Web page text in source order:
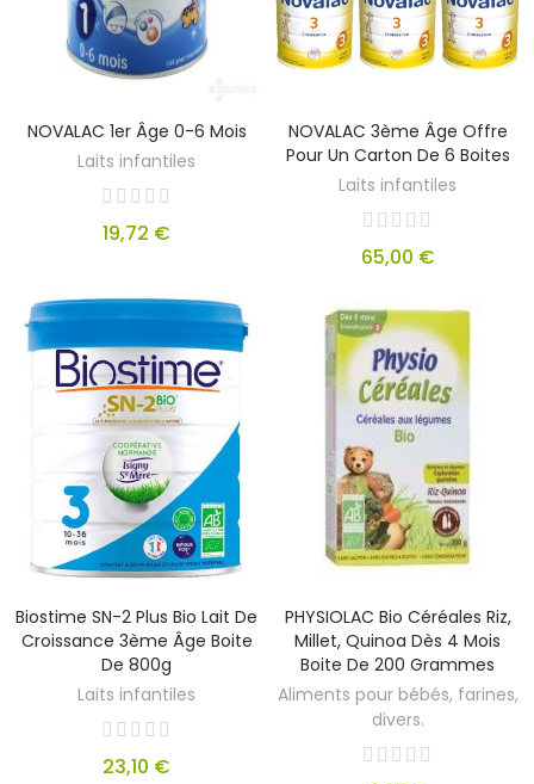
NOVALAC 1er Âge 0-6 Mois
Laits infantiles
19,72 €
NOVALAC 3ème Âge Offre
Pour Un Carton De 6 Boites
Laits infantiles
65,00 €
Biostime SN-2 Plus Bio Lait De
Croissance 3ème Âge Boite
De 800g
Laits infantiles
23,10 €
PHYSIOLAC Bio Céréales Riz,
Millet, Quinoa Dès 4 Mois
Boite De 200 Grammes
Aliments pour bébés, farines,
divers.